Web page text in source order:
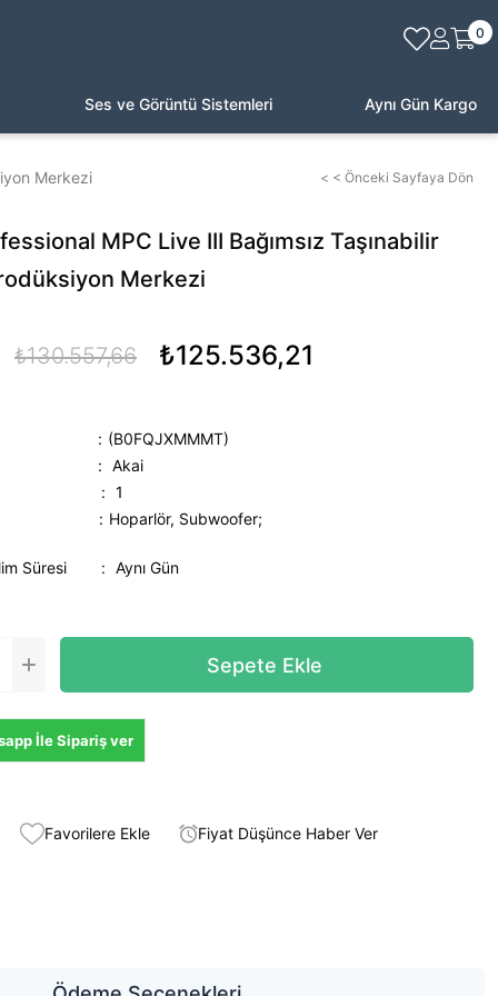
0
Ses ve Görüntü Sistemleri Aynı Gün Kargo
Merkezi < < Önceki Sayfaya Dön
MPC Live III Bağımsız Taşınabilir
Merkezi
₺130.557,66 ₺125.536,21
(B0FQJXMMMT)
: Akai
: 1
Hoparlör, Subwoofer;
Süresi : Aynı Gün
İle Sipariş ver
Favorilere Ekle Fiyat Düşünce Haber Ver